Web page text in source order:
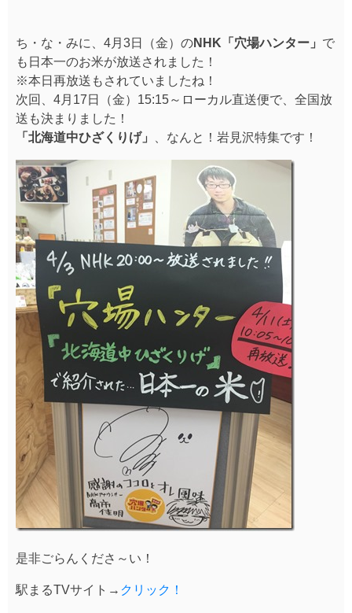
ち・な・みに、4月3日（金）のNHK「穴場ハンター」 で
も日本一のお米が放送されました！
※本日再放送もされていましたね！
次回、4月17日（金）15:15～ローカル直送便で、全国放
送も決まりました！
「北海道中ひざくりげ」
、なんと！岩見沢特集です！
是非ごらんくださ～い！
駅まるTVサイト→ クリック！